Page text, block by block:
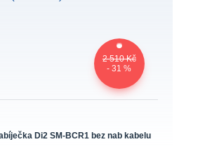
2 510 Kč
- 31 %
Di2 SM-BCR1 bez nab kabelu